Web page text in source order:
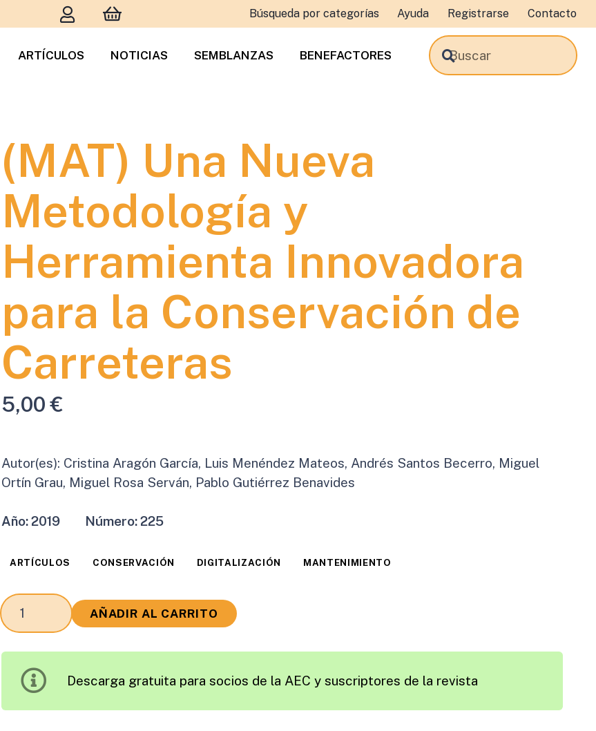
Búsqueda por categorías Ayuda Registrarse Contacto
ARTÍCULOS NOTICIAS SEMBLANZAS BENEFACTORES
(MAT) Una Nueva
Metodología y
Herramienta Innovadora
para la Conservación de
Carreteras
5,00€
Autor(es): Cristina Aragón García, Luis Menéndez Mateos, Andrés Santos Becerro, Miguel
Ortín Grau, Miguel Rosa Serván, Pablo Gutiérrez Benavides
Año:2019 Número:225
ARTÍCULOS CONSERVACIÓN DIGITALIZACIÓN MANTENIMIENTO
(MAT)
Una
AÑADIR AL CARRITO
Descarga gratuita para socios de la AEC y suscriptores de la revista